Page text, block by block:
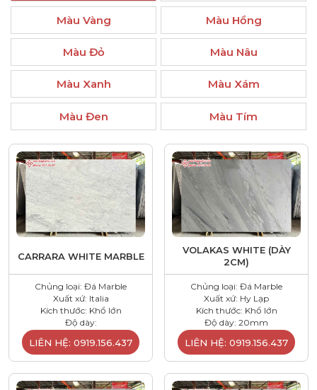
Màu Vàng Màu Hồng
Màu Đỏ Màu Nâu
Màu Xanh Màu Xám
Màu Đen Màu Tím
CARRARA WHITE MARBLE
Chủng loại: Đá Marble
Xuất xứ: Italia
Kích thước: Khổ lớn
Độ dày:
LIÊN HỆ: 0919.156.437
VOLAKAS WHITE (DÀY
2CM)
Chủng loại: Đá Marble
Xuất xứ: Hy Lạp
Kích thước: Khổ lớn
Độ dày: 20mm
LIÊN HỆ: 0919.156.437